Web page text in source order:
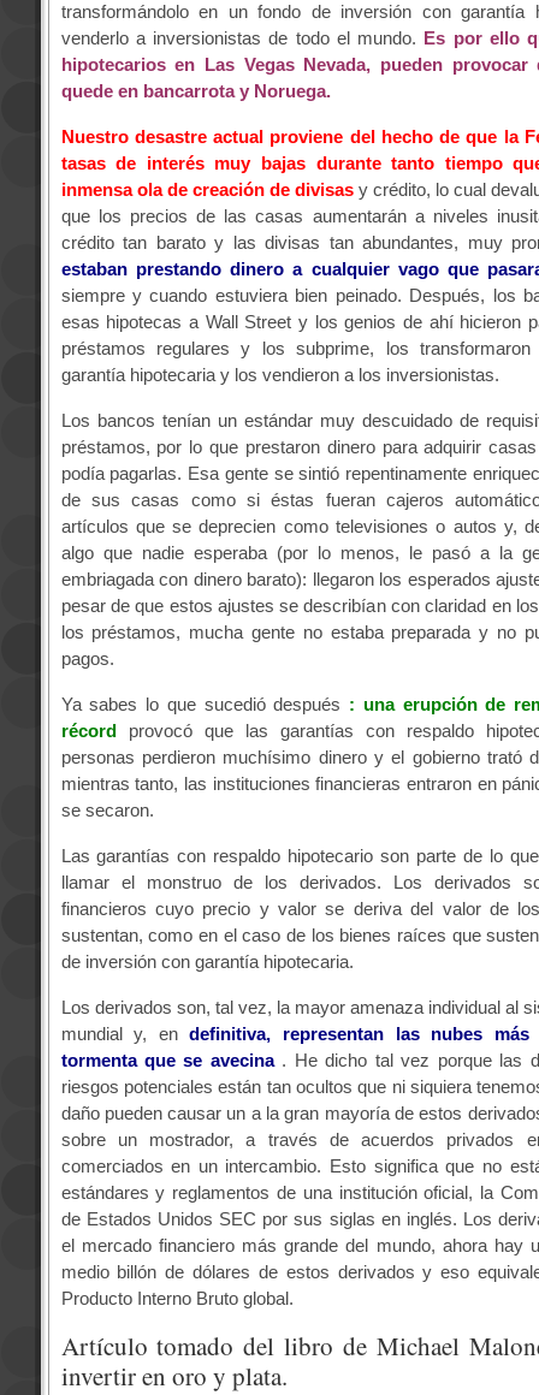
transformándolo en un fondo de inversión con garantía
venderlo a inversionistas de todo el mundo. Es por ello
hipotecarios en Las Vegas Nevada, pueden
quede en bancarrota y Noruega.
Nuestro desastre actual proviene del hecho de que la
tasas de interés muy bajas durante tanto tiempo
inmensa ola de creación de divisas y crédito, lo cual
que los precios de las casas aumentarán a niveles
crédito tan barato y las divisas tan abundantes, muy
estaban prestando dinero a cualquier vago que
siempre y cuando estuviera bien peinado. Después, los
esas hipotecas a Wall Street y los genios de ahí hicieron
préstamos regulares y los subprime, los
garantía hipotecaria y los vendieron a los inversionistas.
Los bancos tenían un estándar muy descuidado de
préstamos, por lo que prestaron dinero para adquirir
podía pagarlas. Esa gente se sintió repentinamente
de sus casas como si éstas fueran cajeros
artículos que se deprecien como televisiones o autos y,
algo que nadie esperaba (por lo menos, le pasó a la
embriagada con dinero barato): llegaron los esperados
pesar de que estos ajustes se describían con claridad en
los préstamos, mucha gente no estaba preparada y no
pagos.
Ya sabes lo que sucedió después : una erupción de
récord
provocó que las garantías con respaldo
personas perdieron muchísimo dinero y el gobierno trató
mientras tanto, las instituciones financieras entraron en
se secaron.
Las garantías con respaldo hipotecario son parte de lo
llamar el monstruo de los derivados. Los derivados
financieros cuyo precio y valor se deriva del valor de
sustentan, como en el caso de los bienes raíces que
de inversión con garantía hipotecaria.
Los derivados son, tal vez, la mayor amenaza individual al
mundial y, en definitiva, representan las nubes
tormenta que se avecina . He dicho tal vez porque las
riesgos potenciales están tan ocultos que ni siquiera
daño pueden causar un a la gran mayoría de estos
sobre un mostrador, a través de acuerdos privados
comerciados en un intercambio. Esto significa que no
estándares y reglamentos de una institución oficial, la
de Estados Unidos SEC por sus siglas en inglés. Los
el mercado financiero más grande del mundo, ahora hay
medio billón de dólares de estos derivados y eso
Producto Interno Bruto global.
Artículo tomado del libro de Michael
invertir en oro y plata.